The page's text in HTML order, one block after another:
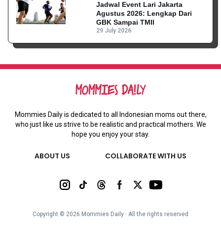
Jadwal Event Lari Jakarta
Agustus 2026: Lengkap Dari
GBK Sampai TMII
29 July 2026
Mommies Daily is dedicated to all Indonesian moms out there,
who just like us strive to be realistic and practical mothers. We
hope you enjoy your stay.
ABOUT US COLLABORATE WITH US
Copyright © 2026 Mommies Daily ∙ All the rights reserved